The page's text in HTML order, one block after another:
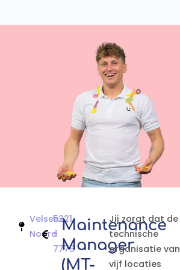
Velsen-
Noord
5221
-
7775
Maintenance
Manager
(MT-
Jij zorgt dat de
technische
organisatie van
vijf locaties